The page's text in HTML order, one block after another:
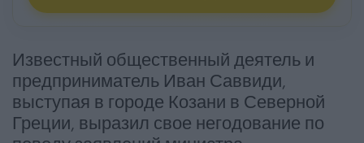
Известный общественный деятель и
предприниматель Иван Саввиди,
выступая в городе Козани в Северной
Греции, выразил свое негодование по